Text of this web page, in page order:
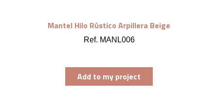
Mantel Hilo Rústico Arpillera Beige
Ref. MANL006
Add to my project